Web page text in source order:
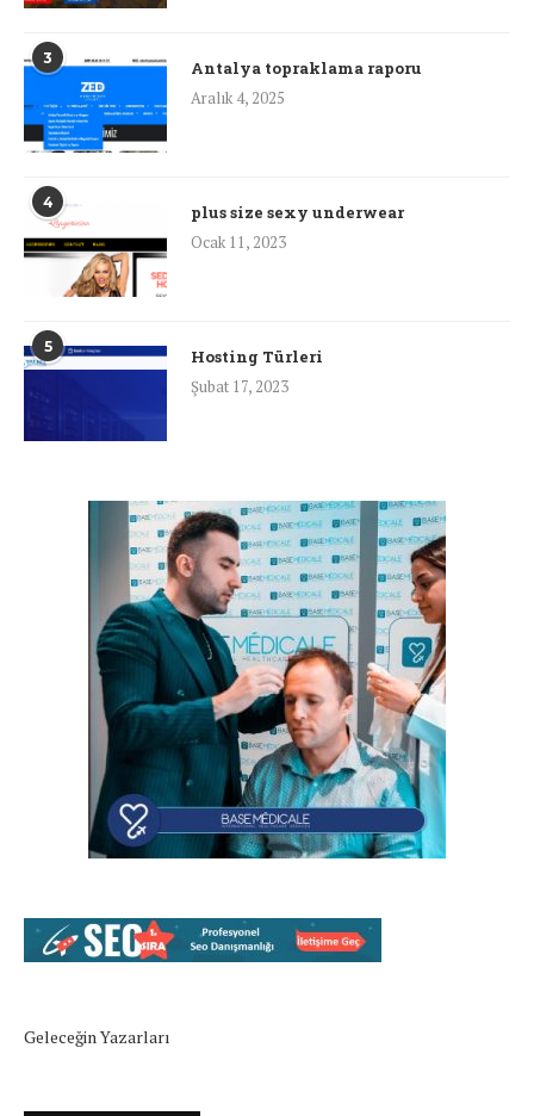
3
Antalya topraklama raporu
Aralık 4, 2025
4
plus size sexy underwear
Ocak 11, 2023
5
Hosting Türleri
Şubat 17, 2023
Geleceğin Yazarları